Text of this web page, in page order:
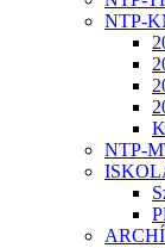
NTP-
NTP-